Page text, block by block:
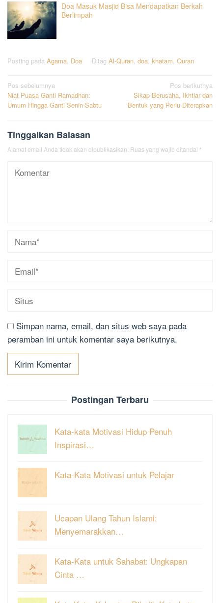
Doa Masuk Masjid Bisa Mendapatkan Berkah
Berlimpah
Posting pada Agama Doa Ditag Al-Quran doa khatam Quran
Navigasi
pos
Pos sebelumnya
Niat Puasa Ganti Ramadhan:
Umum Hingga Ganti Senin-Sabtu
Pos berikutnya
Sikap Berusaha, Ikhtiar dan
Bentuk yang Perlu Diterapkan
Tinggalkan Balasan
Alamat email Anda tidak akan dipublikasikan. Ruas yang wajib ditandai *
Simpan nama, email, dan situs web saya pada
peramban ini untuk komentar saya berikutnya.
Postingan Terbaru
Kata-kata Motivasi Hidup Penuh
Inspirasi…
Kata-Kata Motivasi untuk Pelajar
Ucapan Ulang Tahun Islami:
Menyemarakkan…
Kata-Kata untuk Sahabat: Ungkapan
Cinta …